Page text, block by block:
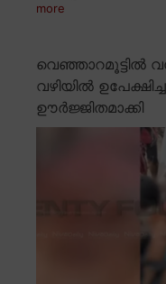
more
വെഞ്ഞാറമൂട്ടിൽ
വഴിയിൽ
ഊർജ്ജിതമാക്കി